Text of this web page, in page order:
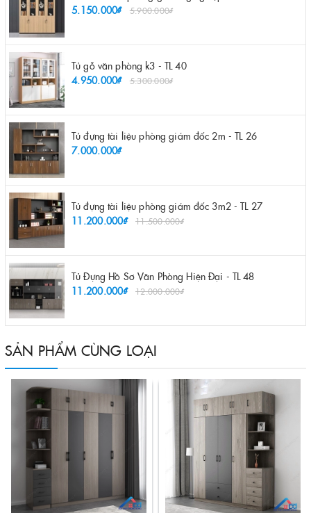
5.150.000₫
5.900.000₫
Tủ gỗ văn phòng k3 - TL 40
4.950.000₫
5.300.000₫
Tủ đựng tài liệu phòng giám đốc 2m - TL 26
7.000.000₫
Tủ đựng tài liệu phòng giám đốc 3m2 - TL 27
11.200.000₫
11.500.000₫
Tủ Đựng Hồ Sơ Văn Phòng Hiện Đại - TL 48
11.200.000₫
12.000.000₫
SẢN PHẨM CÙNG LOẠI